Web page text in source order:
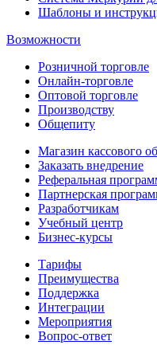
Шаблоны и
Возможности
Розничной торговле
Онлайн-торговле
Оптовой торговле
Производству
Общепиту
Магазин кассового
Заказать внедрение
Реферальная
Партнерская
Разработчикам
Учебный центр
Бизнес‑курсы
Тарифы
Преимущества
Поддержка
Интеграции
Мероприятия
Вопрос-ответ